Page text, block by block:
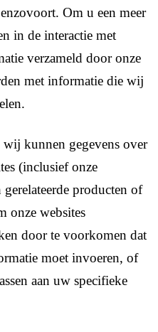
Om u een meer
in de interactie met
verzameld door onze
met informatie die wij
wij kunnen gegevens over
(inclusief onze
producten of
onze websites
door te voorkomen dat
moet invoeren, of
aan uw specifieke